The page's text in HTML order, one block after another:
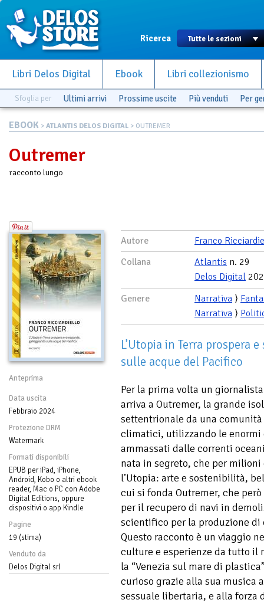
Ricerca
Libri Delos Digital Ebook Libri collezionismo
Sfoglia per Ultimi arrivi Prossime uscite Più venduti Per
EBOOK > ATLANTIS DELOS DIGITAL > OUTREMER
Outremer
racconto lungo
Anteprima
Data uscita
Febbraio 2024
Protezione DRM
Watermark
Formati disponibili
EPUB per iPad, iPhone,
Android, Kobo o altri ebook
reader, Mac o PC con Adobe
Digital Editions, oppure
dispositivi o app Kindle
Pagine
19 (stima)
Venduto da
Delos Digital srl
Autore
Franco
Collana
Atlantis n. 29
Delos Digital
Genere
Narrativa ⟩
Narrativa ⟩
L’Utopia in Terra prospera
sulle acque del Pacifico
Per la prima volta un
arriva a Outremer, la grande
settentrionale da una
climatici, utilizzando le
ammassati dalle correnti
nata in segreto, che per
l’Utopia: arte e sostenibilità,
cui si fonda Outremer, che
per il recupero di navi in
scientifico per la produzione
Questo racconto è un viaggio
culture e esperienze da tutto il
la “Venezia sul mare di
curioso grazie alla sua musica
sessuale libertaria, e alla forza